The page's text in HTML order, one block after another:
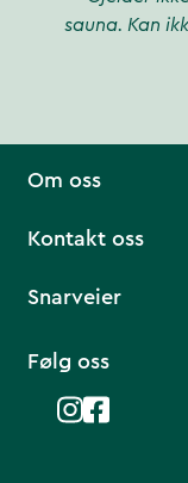
sauna. Kan
Om oss
Kontakt oss
Snarveier
Følg oss